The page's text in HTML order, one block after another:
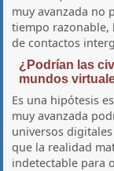
muy avanzada no
tiempo
de contactos
¿Podrían las
mundos
Es una hipótesis
muy avanzada
universos
que la realidad
indetectable para